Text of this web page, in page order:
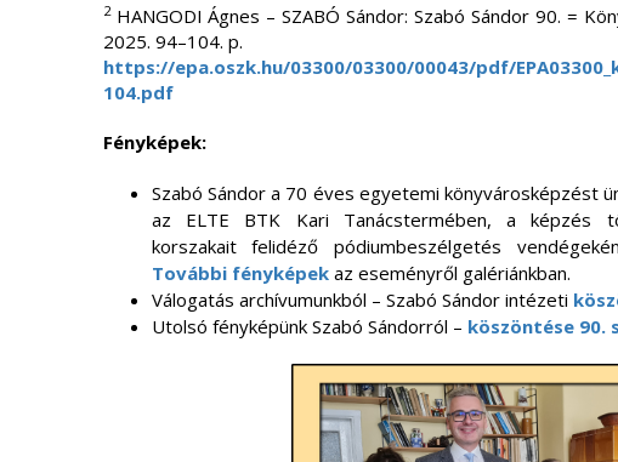
2HANGODI Ágnes – SZABÓ Sándor: Szabó Sándor 90. =
2025. 94–104. p.
https://epa.oszk.hu/03300/03300/00043/pdf/
104.pdf
Fényképek:
Szabó Sándor a 70 éves egyetemi könyvárosképzést
az ELTE BTK Kari Tanácstermében, a képzés
korszakait felidéző pódiumbeszélgetés
További fényképekaz eseményről galériánkban.
Válogatás archívumunkból – Szabó Sándor intézeti
Utolsó fényképünk Szabó Sándorról – köszöntése 90.